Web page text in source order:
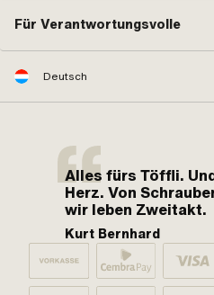
Für Verantwortungsvolle
Deutsch
Alles fürs Töffli.
Herz. Von
wir leben Zweitakt.
Kurt Bernhard